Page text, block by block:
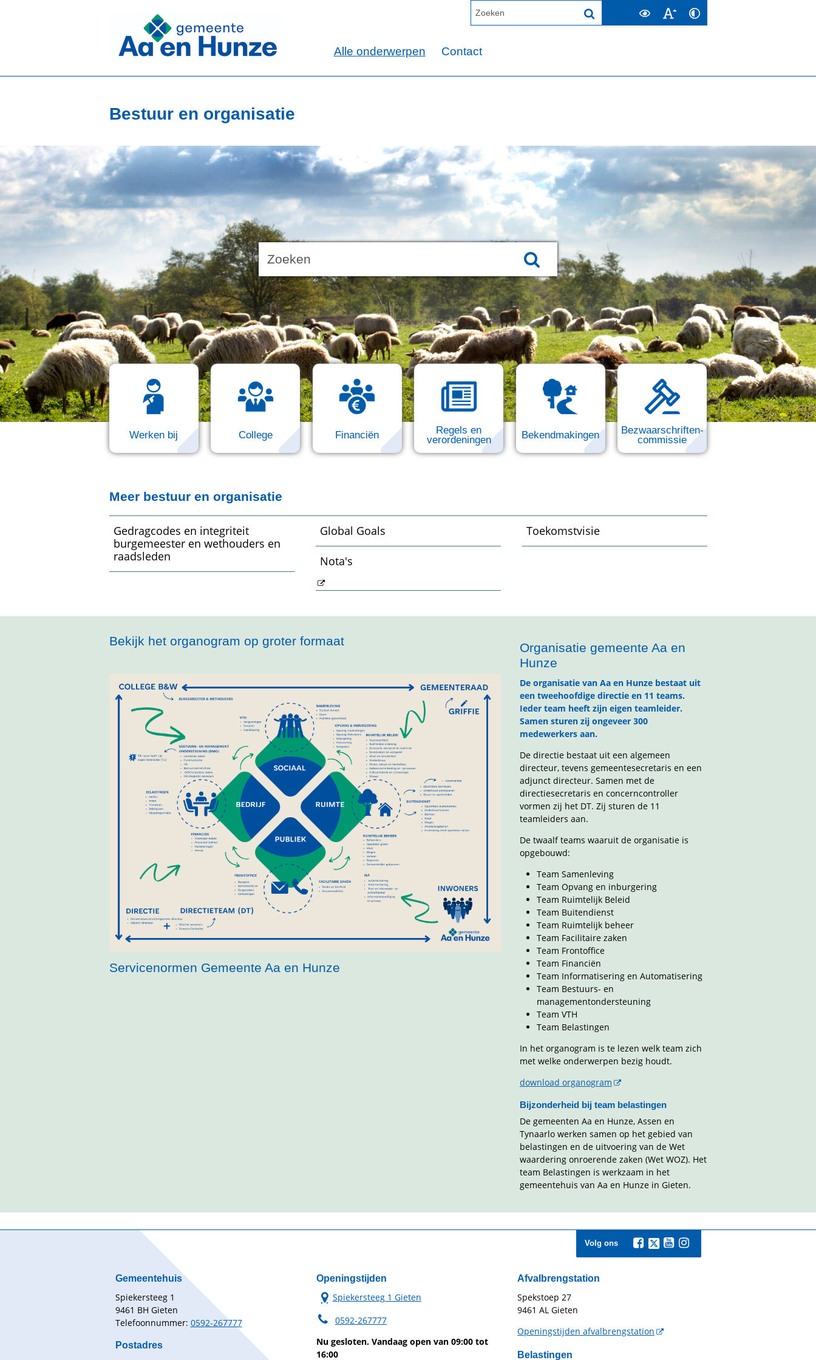
Alle onderwerpen Contact
Bestuur en organisatie
Werken bij College Financiën
Regels en
verordeningen
Bekendmakingen
Bezwaarschriften-
commissie
Meer bestuur en organisatie
Gedragcodes en integriteit
burgemeester en wethouders en
raadsleden
Global Goals
Nota's
Toekomstvisie
Bekijk het organogram op groter formaat
Servicenormen Gemeente Aa en Hunze
Organisatie gemeente Aa en
Hunze
De organisatie van Aa en Hunze bestaat uit
een tweehoofdige directie en 11 teams.
Ieder team heeft zijn eigen teamleider.
Samen sturen zij ongeveer 300
medewerkers aan.
De directie bestaat uit een algemeen
directeur, tevens gemeentesecretaris en een
adjunct directeur. Samen met de
directiesecretaris en concerncontroller
vormen zij het DT. Zij sturen de 11
teamleiders aan.
De twaalf teams waaruit de organisatie is
opgebouwd:
Team Samenleving
Team Opvang en inburgering
Team Ruimtelijk Beleid
Team Buitendienst
Team Ruimtelijk beheer
Team Facilitaire zaken
Team Frontoffice
Team Financiën
Team Informatisering en Automatisering
Team Bestuurs- en
managementondersteuning
Team VTH
Team Belastingen
In het organogram is te lezen welk team zich
met welke onderwerpen bezig houdt.
download organogram
Bijzonderheid bij team belastingen
De gemeenten Aa en Hunze, Assen en
Tynaarlo werken samen op het gebied van
belastingen en de uitvoering van de Wet
waardering onroerende zaken (Wet WOZ). Het
team Belastingen is werkzaam in het
gemeentehuis van Aa en Hunze in Gieten.
Volg ons
Gemeentehuis
Spiekersteeg 1
9461 BH Gieten
Telefoonnummer: 0592-267777
Postadres
Openingstijden
Spiekersteeg 1 Gieten
0592-267777
Nu gesloten. Vandaag open van 09:00 tot
16:00
Afvalbrengstation
Spekstoep 27
9461 AL Gieten
Openingstijden afvalbrengstation
Belastingen